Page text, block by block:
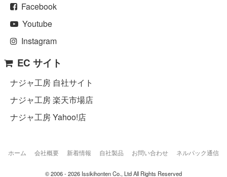
Facebook
Youtube
Instagram
EC サイト
ナジャ工房 自社サイト
ナジャ工房 楽天市場店
ナジャ工房 Yahoo!店
ホーム 会社概要 新着情報 自社製品 お問い合わせ ネルパック通信
© 2006 - 2026 Issikihonten Co., Ltd All Rights Reserved